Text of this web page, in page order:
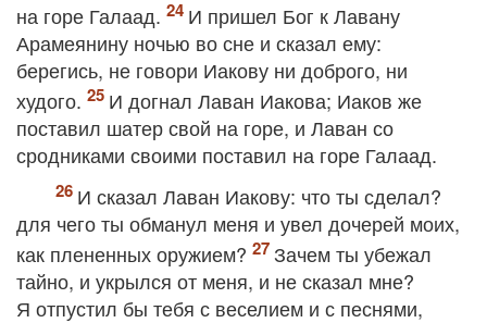
на горе Галаад.
И пришел Бог к Лавану
Арамеянину ночью во сне и сказал ему:
берегись, не говори Иакову ни доброго, ни
худого.
И догнал Лаван Иакова; Иаков же
поставил шатер свой на горе, и Лаван со
сродниками своими поставил на горе Галаад.
И сказал Лаван Иакову: что ты сделал?
для чего ты обманул меня и увел дочерей моих,
как плененных оружием?
Зачем ты убежал
тайно, и укрылся от меня, и не сказал мне?
Я отпустил бы тебя с веселием и с песнями,